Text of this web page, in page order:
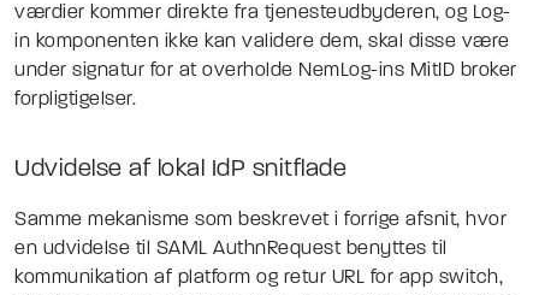
værdier kommer direkte fra tjenesteudbyderen, og Log-
in komponenten ikke kan validere dem, skal disse være
under signatur for at overholde NemLog-ins MitID broker
forpligtigelser.
Udvidelse af lokal IdP snitflade
Samme mekanisme som beskrevet i forrige afsnit, hvor
en udvidelse til SAML AuthnRequest benyttes til
kommunikation af platform og retur URL for app switch,